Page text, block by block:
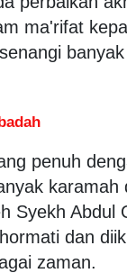
ma'rifat
penuh
karamah
Syekh Abdul
dan
zaman.